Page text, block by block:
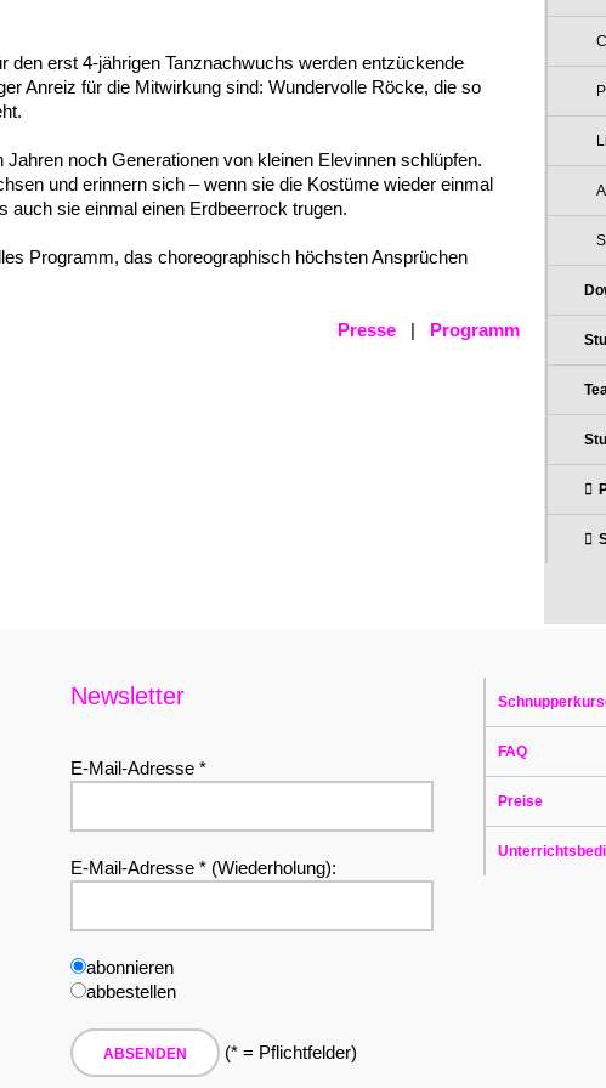
den erst 4-jähri­gen Tanz­nach­wuchs werden entzü­cken­de
Anreiz für die Mitwir­kung sind: Wunder­vol­le Röcke, die so
noch Gene­ra­tio­nen von klei­nen Elevin­nen schlüp­fen.
und erin­nern sich – wenn sie die Kostü­me wieder einmal
auch sie einmal einen Erdbeer­rock trugen.
Programm, das choreo­gra­phisch höchs­ten Ansprü­chen
Pres­se| Programm
Newsletter
E-Mail-Adresse *
E-Mail-Adresse * (Wiederholung):
abonnieren
abbestellen
(* = Pflichtfelder)
FAQ
Preise